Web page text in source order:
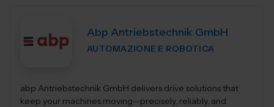
Abp Antriebstechnik GmbH
AUTOMAZIONE E ROBOTICA
abp Antriebstechnik GmbH delivers drive solutions that
keep your machines moving—precisely, reliably, and